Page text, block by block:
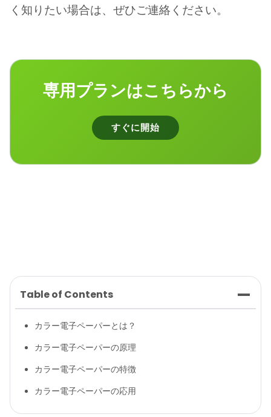
く知りたい場合は、ぜひご連絡ください。
専用プランはこちらから
すぐに開始
Table of Contents
カラー電子ペーパーとは？
カラー電子ペーパーの原理
カラー電子ペーパーの特徴
カラー電子ペーパーの応用